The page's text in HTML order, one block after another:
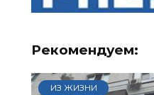
Рекомендуем:
ИЗ ЖИЗНИ